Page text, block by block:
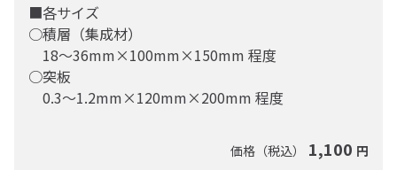
ニヤトー
■各サイズ
○積層（集成材）
18～36mm×100mm×150mm 程度
○突板
0.3～1.2mm×120mm×200mm 程度
価格（税込） 1,100 円